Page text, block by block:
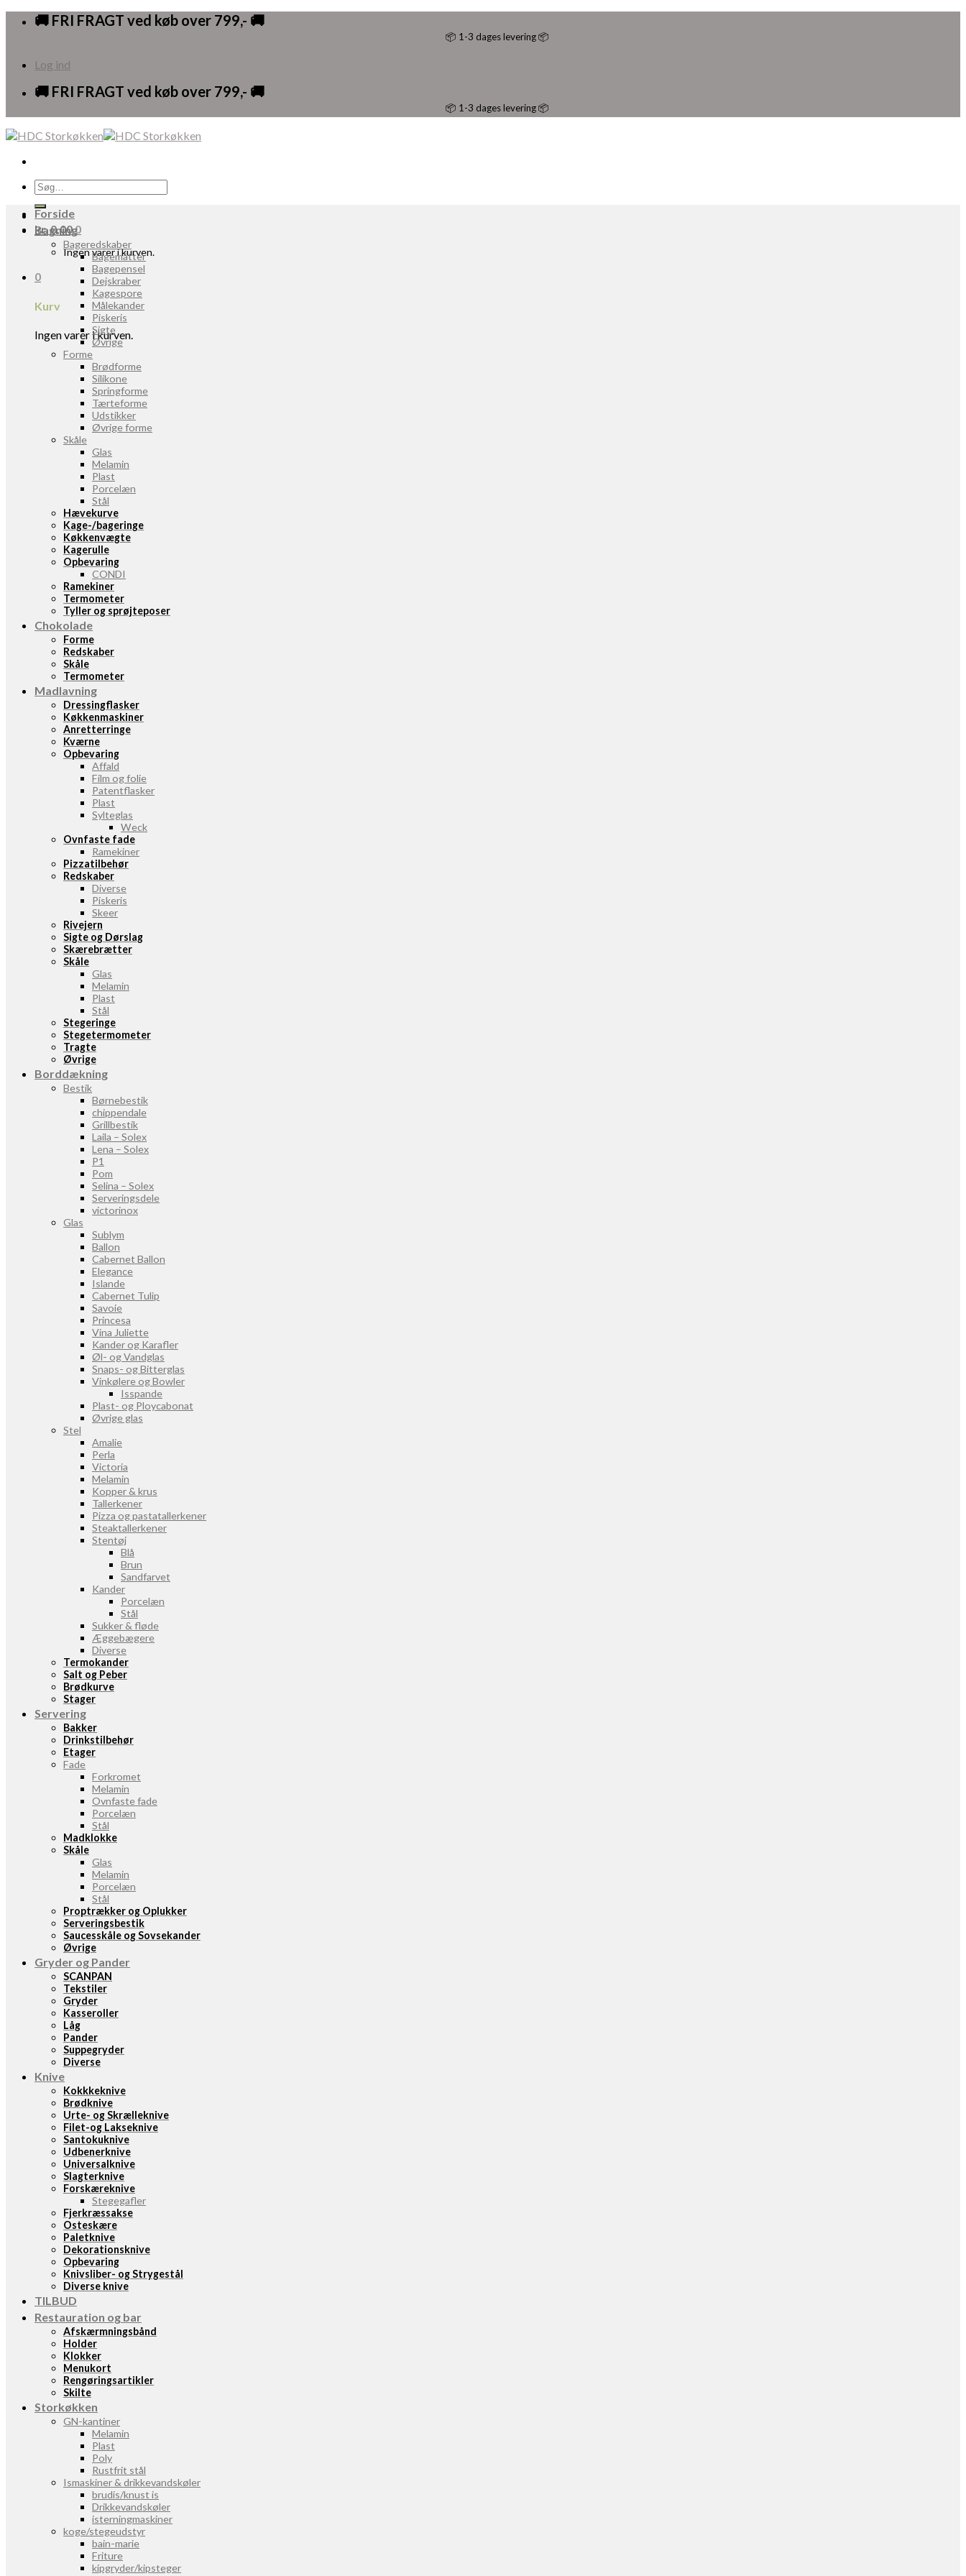
Skip
🚚 FRI FRAGT ved køb over 799,- 🚚
📦 1-3 dages levering 📦
Log ind
🚚 FRI FRAGT ved køb over 799,- 🚚
📦 1-3 dages levering 📦
Søg
efter:
kr.0,000
Ingen varer i kurven.
0
Kurv
Ingen varer i kurven.
Forside
Bagning
Bageredskaber
Bagemåtter
Bagepensel
Dejskraber
Kagespore
Målekander
Piskeris
Sigte
Øvrige
Forme
Brødforme
Silikone
Springforme
Tærteforme
Udstikker
Øvrige forme
Skåle
Glas
Melamin
Plast
Porcelæn
Stål
Hævekurve
Kage-/bageringe
Køkkenvægte
Kagerulle
Opbevaring
CONDI
Ramekiner
Termometer
Tyller og sprøjteposer
Chokolade
Forme
Redskaber
Skåle
Termometer
Madlavning
Dressingflasker
Køkkenmaskiner
Anretterringe
Kværne
Opbevaring
Affald
Film og folie
Patentflasker
Plast
Sylteglas
Weck
Ovnfaste fade
Ramekiner
Pizzatilbehør
Redskaber
Diverse
Piskeris
Skeer
Rivejern
Sigte og Dørslag
Skærebrætter
Skåle
Glas
Melamin
Plast
Stål
Stegeringe
Stegetermometer
Tragte
Øvrige
Borddækning
Bestik
Børnebestik
chippendale
Grillbestik
Laila – Solex
Lena – Solex
P1
Pom
Selina – Solex
Serveringsdele
victorinox
Glas
Sublym
Ballon
Cabernet Ballon
Elegance
Islande
Cabernet Tulip
Savoie
Princesa
Vina Juliette
Kander og Karafler
Øl- og Vandglas
Snaps- og Bitterglas
Vinkølere og Bowler
Isspande
Plast- og Ploycabonat
Øvrige glas
Stel
Amalie
Perla
Victoria
Melamin
Kopper & krus
Tallerkener
Pizza og pastatallerkener
Steaktallerkener
Stentøj
Blå
Brun
Sandfarvet
Kander
Porcelæn
Stål
Sukker & fløde
Æggebægere
Diverse
Termokander
Salt og Peber
Brødkurve
Stager
Servering
Bakker
Drinkstilbehør
Etager
Fade
Forkromet
Melamin
Ovnfaste fade
Porcelæn
Stål
Madklokke
Skåle
Glas
Melamin
Porcelæn
Stål
Proptrækker og Oplukker
Serveringsbestik
Saucesskåle og Sovsekander
Øvrige
Gryder og Pander
SCANPAN
Tekstiler
Gryder
Kasseroller
Låg
Pander
Suppegryder
Diverse
Knive
Kokkkeknive
Brødknive
Urte- og Skrælleknive
Filet-og Lakseknive
Santokuknive
Udbenerknive
Universalknive
Slagterknive
Forskæreknive
Stegegafler
Fjerkræssakse
Osteskære
Paletknive
Dekorationsknive
Opbevaring
Knivsliber- og Strygestål
Diverse knive
TILBUD
Restauration og bar
Afskærmningsbånd
Holder
Klokker
Menukort
Rengøringsartikler
Skilte
Storkøkken
GN-kantiner
Melamin
Plast
Poly
Rustfrit stål
Ismaskiner & drikkevandskøler
brudis/knust is
Drikkevandskøler
isterningmaskiner
koge/stegeudstyr
bain-marie
Friture
kipgryder/kipsteger